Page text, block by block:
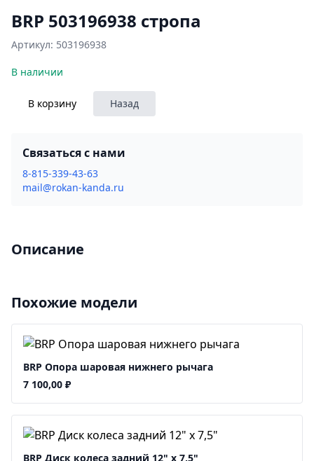
BRP 503196938 стропа
Артикул: 503196938
В наличии
В корзину Назад
Связаться с нами
8-815-339-43-63
mail@rokan-kanda.ru
Описание
Похожие модели
BRP Опора шаровая нижнего рычага
7 100,00 ₽
BRP Диск колеса задний 12" x 7,5"